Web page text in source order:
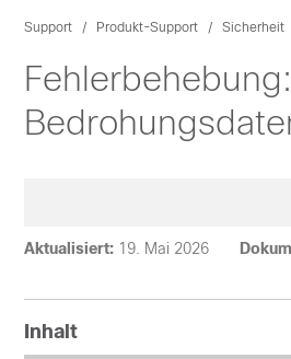
Support Produkt-Support Sicherheit
Aktualisiert: 19. Mai 2026
Inhalt